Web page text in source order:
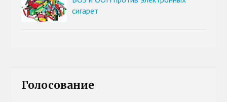
сигарет
Голосование